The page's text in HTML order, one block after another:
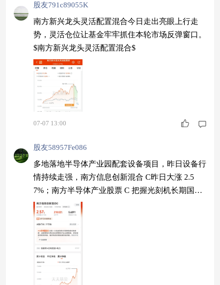
股友791c89055K
南方新兴龙头灵活配置混合今日走出亮眼上行走
势，灵活仓位让基金牢牢抓住本轮市场反弹窗口。
$南方新兴龙头灵活配置混合$
07-07 13:00
股友58957Fe086
多地落地半导体产业园配套设备项目，昨日设备行
情持续走强，南方信息创新混合 C昨日大涨 2.5
7%；南方半导体产业股票 C 把握光刻机长期国产
替代红利。$南方信息创新混合C$